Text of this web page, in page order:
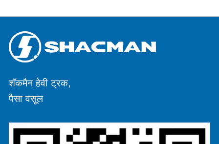
शॅकमैन हेवी ट्रक,
पैसा वसूल